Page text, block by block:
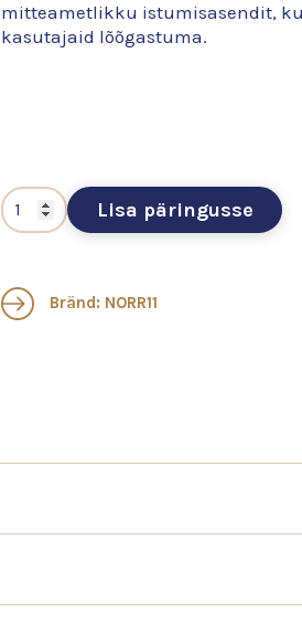
mitteametlikku istumisasendit,
kasutajaid lõõgastuma.
Lisa päringusse
Bränd: NORR11